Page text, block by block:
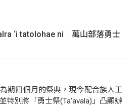
‘i tatolohae ni｜萬山部落勇士
期四個月的祭典，現今配合族人工
特別將「勇士祭(Ta‘avala)」凸顯辦